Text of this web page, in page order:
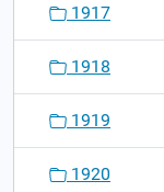
1917
1918
1919
1920